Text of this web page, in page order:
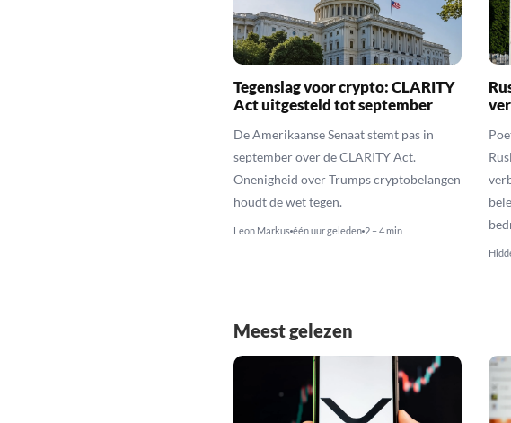
Tegenslag voor crypto: CLARITY
Act uitgesteld tot september
De Amerikaanse Senaat stemt pas in
september over de CLARITY Act.
Onenigheid over Trumps cryptobelangen
houdt de wet tegen.
Leon Markus één uur geleden 2 – 4 min
Meest gelezen